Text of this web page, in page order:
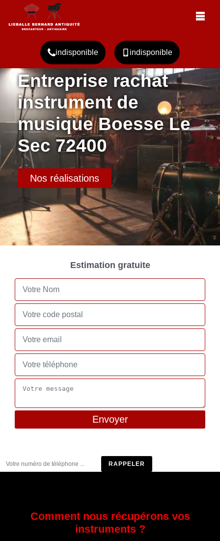
indisponible indisponible
Entreprise rachat
instrument de
musique Boesse Le
Sec 72400
Nos réalisations
Estimation gratuite
Comment nous récupérons vos
instruments ?